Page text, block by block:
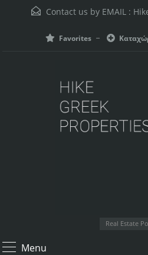
Contact us by EMAIL :
Favorites
Real Estate
Menu